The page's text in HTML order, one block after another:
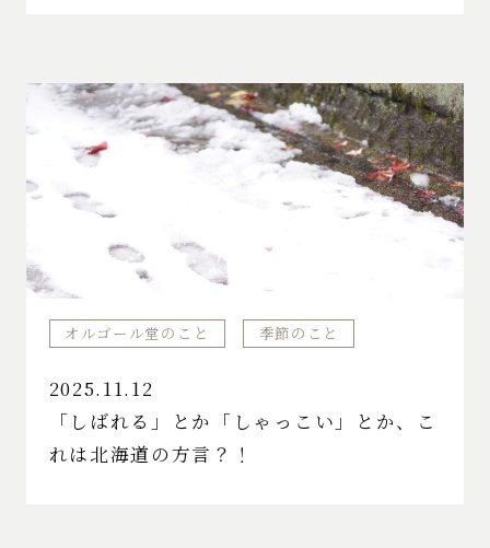
オルゴール堂のこと 季節のこと
2025.11.12
「しばれる」とか「しゃっこい」とか、こ
れは北海道の方言？！